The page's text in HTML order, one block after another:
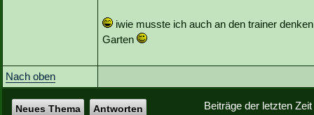
iwie musste ich auch an den trainer
Garten
Nach oben
Beiträge der letzten
Neues Thema Antworten